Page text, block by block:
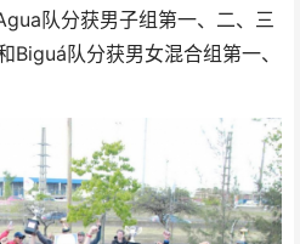
队分获男子组第一、二、三
Biguá队分获男女混合组第一、